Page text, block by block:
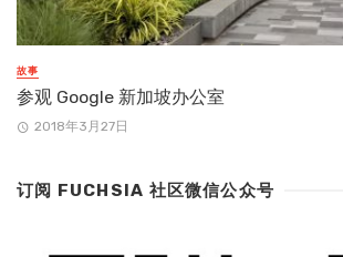
故事
参观 Google 新加坡办公室
2018年3月27日
订阅 FUCHSIA 社区微信公众号